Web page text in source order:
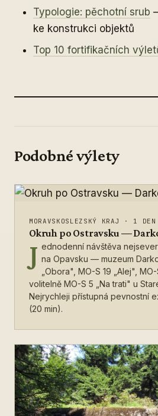
Typologie: pěchotní srub
ke konstrukci objektů
Top 10 fortifikačních
Podobné výlety
MORAVSKOSLEZSKÝ KRAJ · 1 DEN
Okruh po Ostravsku —
J ednodenní návštěva
na Opavsku — muzeum
„Obora", MO-S 19 „Alej",
volitelně MO-S 5 „Na trati" u
Nejrychleji přístupná pevnostní
(20 min).